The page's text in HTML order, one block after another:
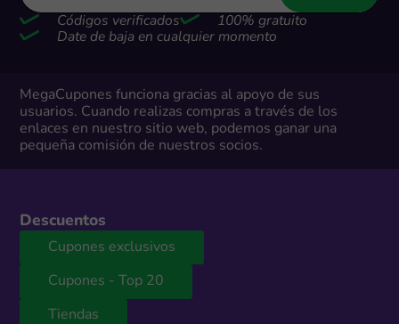
Códigos verificados
100% gratuito
Date de baja en cualquier momento
MegaCupones funciona gracias al apoyo de sus
usuarios. Cuando realizas compras a través de los
enlaces en nuestro sitio web, podemos ganar una
pequeña comisión de nuestros socios.
Descuentos
Cupones exclusivos
Cupones - Top 20
Tiendas